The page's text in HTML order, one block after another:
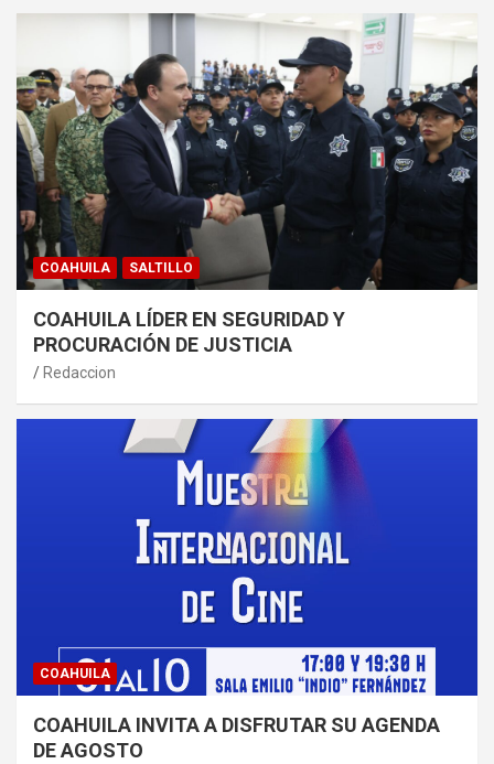
COAHUILA SALTILLO
COAHUILA LÍDER EN SEGURIDAD Y
PROCURACIÓN DE JUSTICIA
Redaccion
COAHUILA
COAHUILA INVITA A DISFRUTAR SU AGENDA
DE AGOSTO